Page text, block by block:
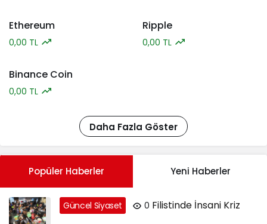
Ethereum
0,00 TL
Ripple
0,00 TL
Binance Coin
0,00 TL
Daha Fazla Göster
Popüler Haberler Yeni Haberler
Güncel Siyaset 0 Filistinde İnsani Kriz